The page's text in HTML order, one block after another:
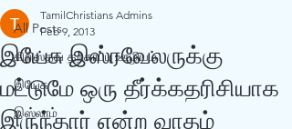
All Posts
கிறிஸ்தவ தற்காப்பு ஊழியம்
இயேசு
இஸ்லாம்
இயேசு இஸ்ரவேலருக்கு
மட்டுமே ஒரு தீர்க்கதரிசியாக
இருந்தார் என்ற வாதம்
TamilChristians Admins
Feb 9, 2013